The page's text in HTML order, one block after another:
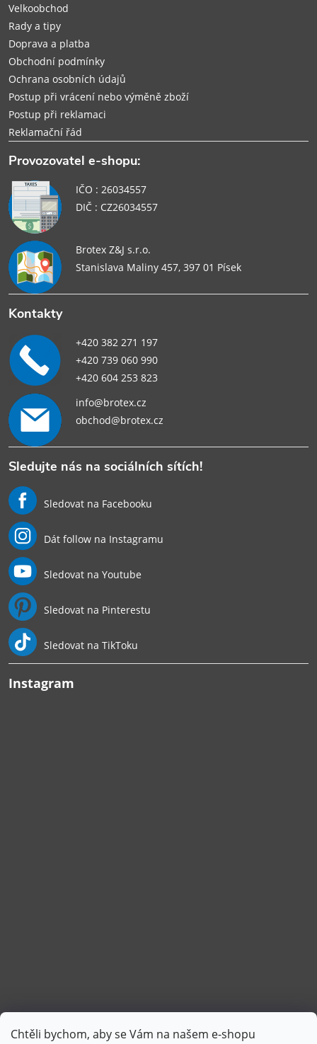
Chtěli bychom, aby se Vám na našem e-shopu
Velkoobchod
Rady a tipy
Doprava a platba
Obchodní podmínky
Ochrana osobních údajů
Postup při vrácení nebo výměně zboží
Postup při reklamaci
Reklamační řád
Provozovatel e-shopu:
IČO : 26034557
DIČ : CZ26034557
Brotex Z&J s.r.o.
Stanislava Maliny 457, 397 01 Písek
Kontakty
+420 382 271 197
+420 739 060 990
+420 604 253 823
info@brotex.cz
obchod@brotex.cz
Sledujte nás na sociálních sítích!
Sledovat na Facebooku
Dát follow na Instagramu
Sledovat na Youtube
Sledovat na Pinterestu
Sledovat na TikToku
Instagram